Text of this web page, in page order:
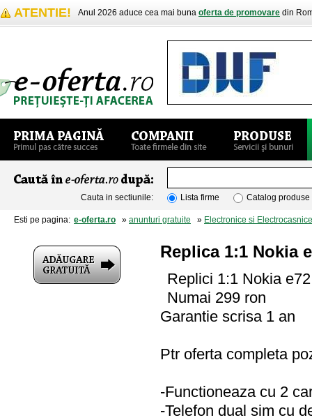
ATENTIE! Anul 2026 aduce cea mai buna oferta de promovare din
Cauta in sectiunile: Lista firme Catalog produse
Esti pe pagina: e-oferta.ro » anunturi gratuite » Electronice si Electrocasnice
Replica 1:1 Nokia
Replici 1:1 Nokia
Numai 299 ron
Garantie scrisa 1 an
Ptr oferta completa
-Functioneaza cu 2
-Telefon dual sim cu